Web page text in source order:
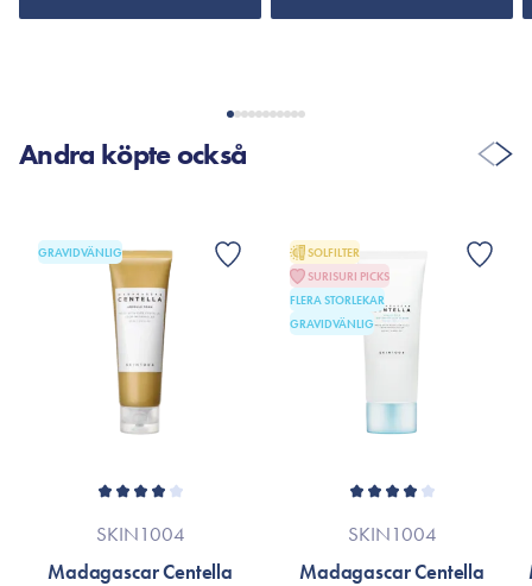
Andra köpte också
GRAVIDVÄNLIG
SKIN1004
Madagascar Centella
SOLFILTER
SURISURI PICKS
FLERA STORLEKAR
GRAVIDVÄNLIG
SKIN1004
Madagascar Centella